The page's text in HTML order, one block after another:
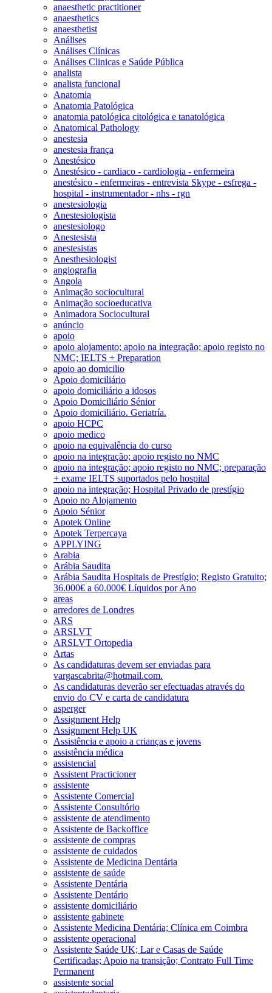
anaesthetic practitioner
anaesthetics
anaesthetist
Análises
Análises Clínicas
Análises Clinicas e Saúde Pública
analista
analista funcional
Anatomia
Anatomia Patológica
anatomia patológica citológica e tanatológica
Anatomical Pathology
anestesia
anestesia frança
Anestésico
Anestésico - cardiaco - cardiologia - enfermeira
anestésico - enfermeiras - entrevista Skype - esfrega -
hospital - instrumentador - nhs - rgn
anestesiologia
Anestesiologista
anestesiologo
Anestesista
anestesistas
Anesthesiologist
angiografia
Angola
Animação sociocultural
Animação socioeducativa
Animadora Sociocultural
anúncio
apoio
apoio alojamento; apoio na integração; apoio registo no
NMC; IELTS + Preparation
apoio ao domicilio
Apoio domiciliário
apoio domiciliário a idosos
Apoio Domiciliário Sénior
Apoio domiciliário. Geriatría.
apoio HCPC
apoio medico
apoio na equivalência do curso
apoio na integração; apoio registo no NMC
apoio na integração; apoio registo no NMC; preparação
+ exame IELTS suportados pelo hospital
apoio na integração; Hospital Privado de prestígio
Apoio no Alojamento
Apoio Sénior
Apotek Online
Apotek Terpercaya
APPLYING
Arabia
Arábia Saudita
Arábia Saudita Hospitais de Prestígio; Registo Gratuito;
36.000€ a 60.000€ Líquidos por Ano
areas
arredores de Londres
ARS
ARSLVT
ARSLVT Ortopedia
Artas
As candidaturas devem ser enviadas para
vargascabrita@hotmail.com.
As candidaturas deverão ser efectuadas através do
envio do CV e carta de candidatura
asperger
Assignment Help
Assignment Help UK
Assistência e apoio a crianças e jovens
assistência médica
assistencial
Assistent Practicioner
assistente
Assistente Comercial
Assistente Consultório
assistente de atendimento
Assistente de Backoffice
assistente de compras
assistente de cuidados
Assistente de Medicina Dentária
assistente de saúde
Assistente Dentária
Assistente Dentário
assistente domiciliário
assistente gabinete
Assistente Medicina Dentária; Clínica em Coimbra
assistente operacional
Assistente Saúde UK; Lar e Casas de Saúde
Certificadas; Apoio na transição; Contrato Full Time
Permanent
assistente social